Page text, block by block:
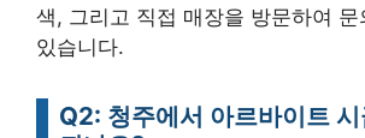
색, 그리고 직접 매장을 방문하여 문
있습니다.
Q2: 청주에서 아르바이트